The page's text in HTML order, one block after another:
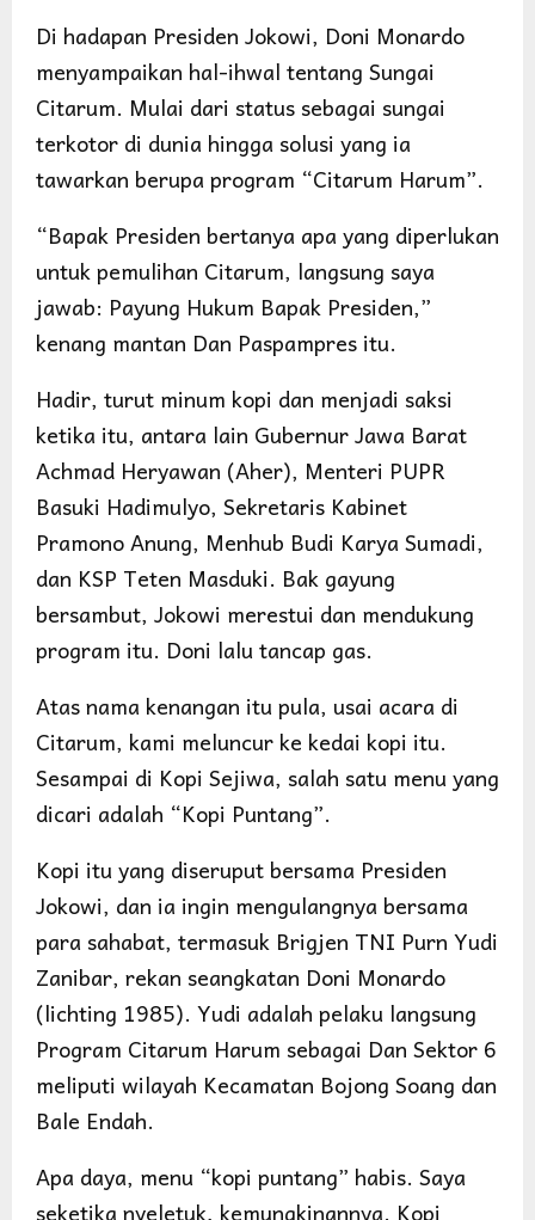
Di hadapan Presiden Jokowi, Doni Monardo
menyampaikan hal-ihwal tentang Sungai
Citarum. Mulai dari status sebagai sungai
terkotor di dunia hingga solusi yang ia
tawarkan berupa program “Citarum Harum”.
“Bapak Presiden bertanya apa yang diperlukan
untuk pemulihan Citarum, langsung saya
jawab: Payung Hukum Bapak Presiden,”
kenang mantan Dan Paspampres itu.
Hadir, turut minum kopi dan menjadi saksi
ketika itu, antara lain Gubernur Jawa Barat
Achmad Heryawan (Aher), Menteri PUPR
Basuki Hadimulyo, Sekretaris Kabinet
Pramono Anung, Menhub Budi Karya Sumadi,
dan KSP Teten Masduki. Bak gayung
bersambut, Jokowi merestui dan mendukung
program itu. Doni lalu tancap gas.
Atas nama kenangan itu pula, usai acara di
Citarum, kami meluncur ke kedai kopi itu.
Sesampai di Kopi Sejiwa, salah satu menu yang
dicari adalah “Kopi Puntang”.
Kopi itu yang diseruput bersama Presiden
Jokowi, dan ia ingin mengulangnya bersama
para sahabat, termasuk Brigjen TNI Purn Yudi
Zanibar, rekan seangkatan Doni Monardo
(lichting 1985). Yudi adalah pelaku langsung
Program Citarum Harum sebagai Dan Sektor 6
meliputi wilayah Kecamatan Bojong Soang dan
Bale Endah.
Apa daya, menu “kopi puntang” habis. Saya
seketika nyeletuk, kemungkinannya. Kopi